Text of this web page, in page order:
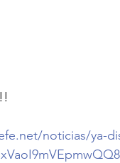
noticias/ya-